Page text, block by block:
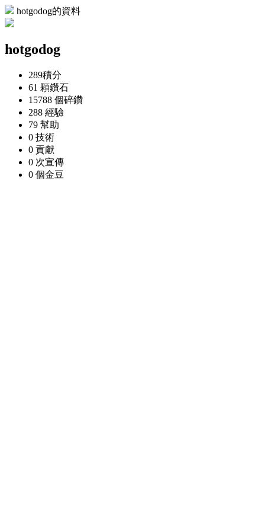
hotgodog的資料
hotgodog
289積分
61 顆鑽石
15788 個碎鑽
288 經驗
79 幫助
0 技術
0 貢獻
0 次宣傳
0 個金豆